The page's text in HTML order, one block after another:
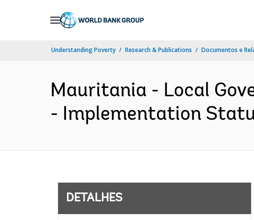
Understanding Poverty Research & Publications Documentos e
Mauritania - Local
- Implementation
DETALHES